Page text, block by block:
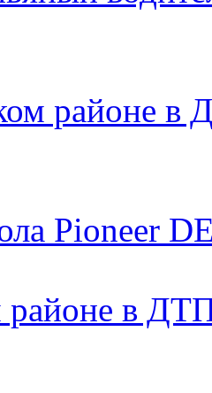
районе в
Pioneer
в